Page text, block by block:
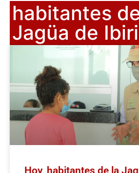
habitantes
Jagüa de
Hoy, habitantes de la